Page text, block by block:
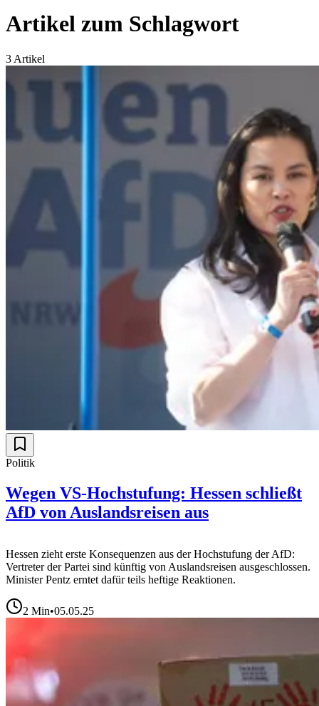
Artikel zum Schlagwort
3 Artikel
Politik
Wegen VS-Hochstufung: Hessen schließt
AfD von Auslandsreisen aus
Hessen zieht erste Konsequenzen aus der Hochstufung der AfD:
Vertreter der Partei sind künftig von Auslandsreisen ausgeschlossen.
Minister Pentz erntet dafür teils heftige Reaktionen.
2 Min•05.05.25